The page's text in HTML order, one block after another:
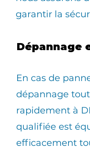
garantir la
Dépannage
En cas de
dépannage
rapidement à
qualifiée est
efficacement